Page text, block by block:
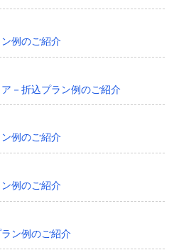
例のご紹介
－折込プラン例のご紹介
例のご紹介
例のご紹介
ン例のご紹介